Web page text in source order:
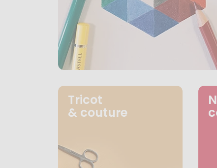
Tricot
& couture